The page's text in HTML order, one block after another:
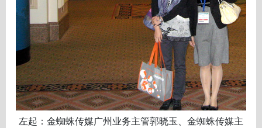
左起：金蜘蛛传媒广州业务主管郭晓玉、金蜘蛛传媒主